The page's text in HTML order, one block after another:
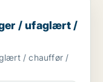
/ chauffør /
/ ufaglært /
/ chauffør /